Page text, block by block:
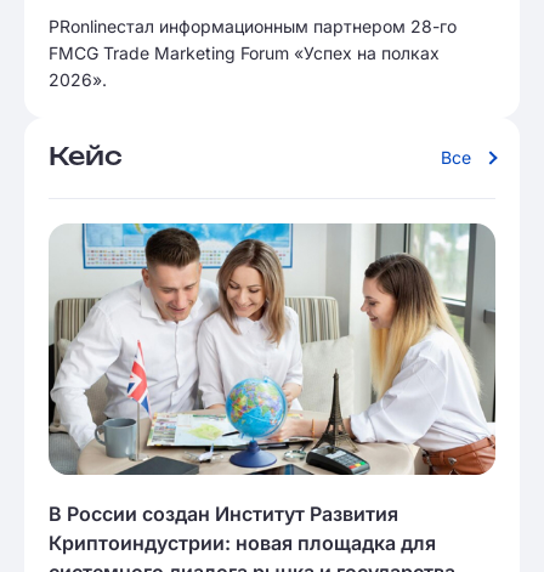
PRonlineстал информационным партнером 28-го
FMCG Trade Marketing Forum «Успех на полках
2026».
Кейс Все
В России создан Институт Развития
Криптоиндустрии: новая площадка для